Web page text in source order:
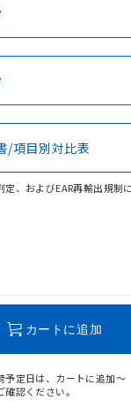
・凡例
Cd
在する可能性があり
/項目別対比表
、およびEAR再輸出規制
カートに追加
予定日は、カートに追加～
認ください。